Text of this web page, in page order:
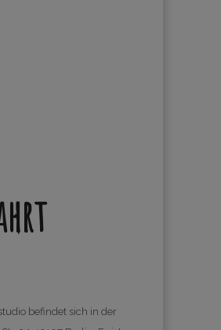
befindet sich in der